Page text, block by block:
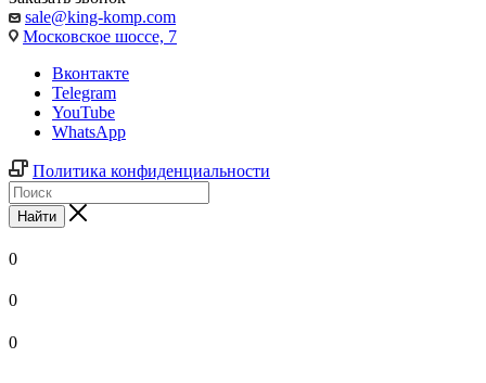
sale@king-komp.com
Московское шоссе, 7
Вконтакте
Telegram
YouTube
WhatsApp
Политика конфиденциальности
Найти
0
0
0